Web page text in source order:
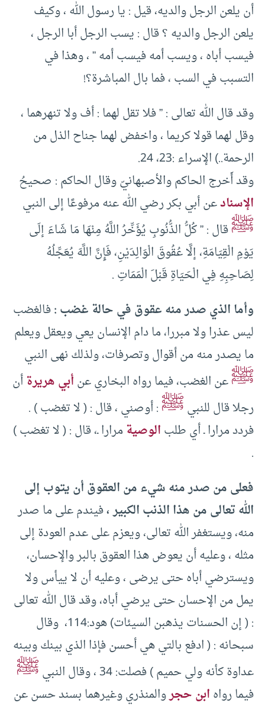
أن يلعن الرجل والديه، قيل : يا رسول الله ، وكيف
يلعن الرجل والديه ؟ قال : يسب الرجل أبا الرجل ،
فيسب أباه ، ويسب أمه فيسب أمه ” ، وهذا في
التسبب في السب ، فما بال المباشرة؟!
وقد قال الله تعالى : ” فلا تقل لهما : أف ولا تنهرهما ،
وقل لهما قولا كريما ، واخفض لهما جناح الذل من
الرحمة..) الإسراء :23، 24.
وقد أَخرج الحاكم والأصبهانيّ وقال الحاكم : صحيحُ
الإسنادعن أبي بكر رضي الله عنه مرفوعًا إلى النبي
ﷺقال : ” كُلُّ الذُّنُوبِ يُؤَخِّرُ اللَّهُ مِنْهَا مَا شَاءَ إلَى
يَوْمِ الْقِيَامَةِ، إلَّا عُقُوقَ الْوَالِدَيْنِ، فَإِنَّ اللَّهَ يُعَجِّلُهُ
لِصَاحِبِهِ فِي الْحَيَاةِ قَبْلَ الْمَمَاتِ .
وأما الذي صدر منه عقوق في حالة غضب :فالغضب
ليس عذرا ولا مبررا، ما دام الإنسان يعي ويعقل ويعلم
ما يصدر منه من أقوال وتصرفات، ولذلك نهى النبي
ﷺعن الغضب، فيما رواه البخاري عنأبي هريرةأن
رجلا قال للنبيﷺ: أوصني ، قال : ( لا تغضب ) .
فردد مرارا ـ أي طلبالوصيةمرارا ـ، قال : ( لا تغضب )
.
فعلى من صدر منه شيء من العقوق أن يتوب إلى
الله تعالى من هذا الذنب الكبير ،فيندم على ما صدر
منه، ويستغفر الله تعالى، ويعزم على عدم العودة إلى
مثله ، وعليه أن يعوض هذا العقوق بالبر والإحسان،
ويسترضي أباه حتى يرضى ، وعليه أن لا ييأس ولا
يمل من الإحسان حتى يرضي أباه، وقد قال الله تعالى
: ( إن الحسنات يذهبن السيئات) هود:114، وقال
سبحانه : ( ادفع بالتي هي أحسن فإذا الذي بينك وبينه
عداوة كأنه ولي حميم ) فصلت: 34 ، وقال النبي
ﷺ
فيما رواهابن حجروالمنذري وغيرهما بسند حسن عن